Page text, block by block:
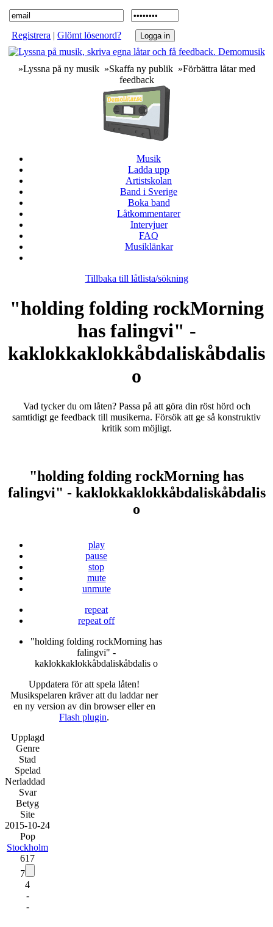
Registrera | Glömt lösenord?
»Lyssna på ny musik »Skaffa ny publik »Förbättra låtar med
feedback
Musik
Ladda upp
Artistskolan
Band i Sverige
Boka band
Låtkommentarer
Intervjuer
FAQ
Musiklänkar
Tillbaka till låtlista/sökning
"holding folding rockMorning
has falingvi" -
kaklokkaklokkåbdaliskåbdalis
o
Vad tycker du om låten? Passa på att göra din röst hörd och
samtidigt ge feedback till musikerna. Försök att ge så konstruktiv
kritik som möjligt.
"holding folding rockMorning has
falingvi" - kaklokkaklokkåbdaliskåbdalis
o
play
pause
stop
mute
unmute
repeat
repeat off
"holding folding rockMorning has
falingvi" -
kaklokkaklokkåbdaliskåbdalis o
Uppdatera för att spela låten!
Musikspelaren kräver att du laddar ner
en ny version av din browser eller en
Flash plugin.
Upplagd
Genre
Stad
Spelad
Nerladdad
Svar
Betyg
Site
2015-10-24
Pop
Stockholm
617
7
4
-
-